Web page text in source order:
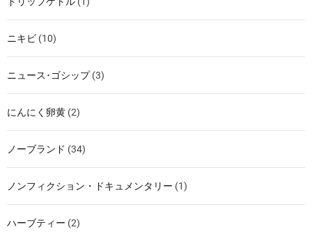
ニキビ (10)
ニュース･ゴシップ(3)
にんにく卵黄 (2)
ノーブランド (34)
ノンフィクション・ドキュメンタリー (1)
ハーブティー (2)